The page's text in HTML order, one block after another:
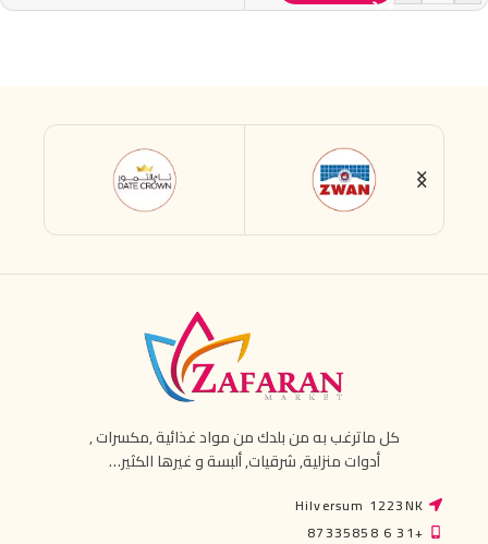
كل ماترغب به من بلدك من مواد غذائية ,مكسرات ,
أدوات منزلية, شرقيات, ألبسة و غيرها الكثير…
Hilversum 1223NK
+31 6 87335858